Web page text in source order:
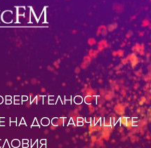
НА ДОСТАВЧИЦИТЕ